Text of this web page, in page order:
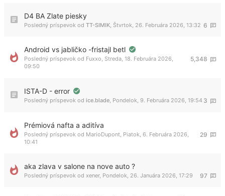
D4 BA Zlate piesky
6
Posledný príspevok od TT-SIMIK Štvrtok, 26. Februára 2026, 13:32
Android vs jabličko -fristajl betl
5,348
Posledný príspevok od Fuxxo, Streda, 18. Februára 2026,
09:50
ISTA-D - error
3
Posledný príspevok od ice.blade, Pondelok, 9. Februára 2026, 19:54
Prémiová nafta a aditíva
29
Posledný príspevok od MarioDupont Piatok, 6. Februára 2026,
10:41
aka zlava v salone na nove auto ?
97
Posledný príspevok od xener, Pondelok, 26. Januára 2026, 17:29